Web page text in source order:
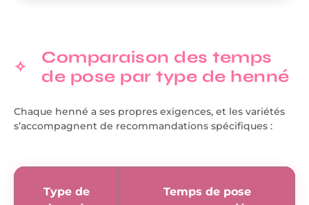
Comparaison des temps
de pose par type de henné
Chaque henné a ses propres exigences, et les variétés
s’accompagnent de recommandations spécifiques :
Type de
Temps de pose